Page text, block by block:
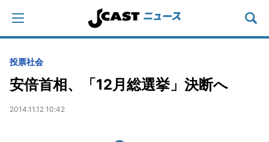
投票社会
安倍首相、「12月総選挙」決断へ
2014.11.12 10:42